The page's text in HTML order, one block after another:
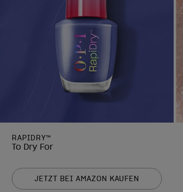
RAPIDRY™
To Dry For
JETZT BEI AMAZON KAUFEN